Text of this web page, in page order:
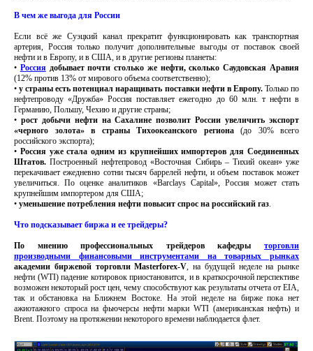
В чем же выгода для России
Если всё же Суэцкий канал прекратит функционировать как транспортная
артерия, Россия только получит дополнительные выгоды от поставок своей
нефти и в Европу, и в США, и в другие регионы планеты:
• Россия добывает почти столько же нефти, сколько Саудовская Аравия
(12% против 13% от мирового объема соответственно);
•у страны есть потенциал наращивать поставки нефти в Европу.Только по
нефтепроводу «Дружба» Россия поставляет ежегодно до 60 млн. т нефти в
Германию, Польшу, Чехию и другие страны;
• рост добычи нефти на Сахалине позволит России увеличить экспорт
«черного золота» в страны Тихоокеанского региона(до 30% всего
российского экспорта);
• Россия уже стала одним из крупнейших импортеров для Соединенных
Штатов. Построенный нефтепровод «Восточная Сибирь – Тихий океан» уже
перекачивает ежедневно сотни тысяч баррелей нефти, и объем поставок может
увеличиться. По оценке аналитиков «Barclays Capital», Россия может стать
крупнейшим импортером для США;
• уменьшение потребления нефти повысит спрос на российский газ.
Что подсказывает биржа и ее трейдеры?
По мнению профессиональных трейдеров кафедры торговли
производными финансовыми инструментами на товарных рынках
академии биржевой торговли Masterforex-V, на будущей неделе на рынке
нефти (WTI) падение котировок приостановится, и в краткосрочной перспективе
возможен некоторый рост цен, чему способствуют как результаты отчета от EIA,
так и обстановка на Ближнем Востоке. На этой неделе на бирже пока нет
ажиотажного спроса на фьючерсы нефти марки WTI (американская нефть) и
Brent. Поэтому на протяжении некоторого времени наблюдается флет.